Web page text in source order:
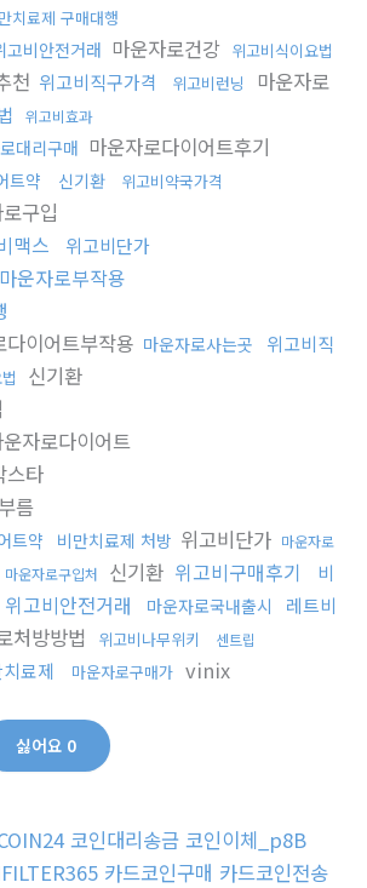
치료제 구매대행
고비안전거래 마운자로건강 위고비식이요법
천 위고비직구가격 위고비런닝
마운자로
위고비효과
대리구매 마운자로다이어트후기
트약 신기환
위고비약국가격
구입
맥스 위고비단가
마운자로부작용
다이어트부작용 마운자로사는곳
위고비직
신기환
운자로다이어트
스타
름
트약 비만치료제 처방 위고비단가 마운자로
마운자로구입처 신기환 위고비구매후기
비
위고비안전거래 마운자로국내출시
레트비
처방방법 위고비나무위키
센트립
료제 마운자로구매가 vinix
싫어요 0
코인대리송금 코인이체_p8B
카드코인구매 카드코인전송